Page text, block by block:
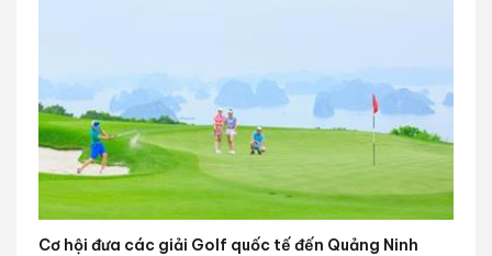
Cơ hội đưa các giải Golf quốc tế đến Quảng Ninh